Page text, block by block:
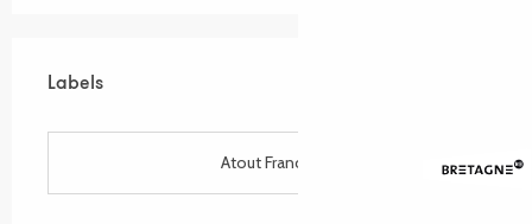
Labels
Labels
Atout France